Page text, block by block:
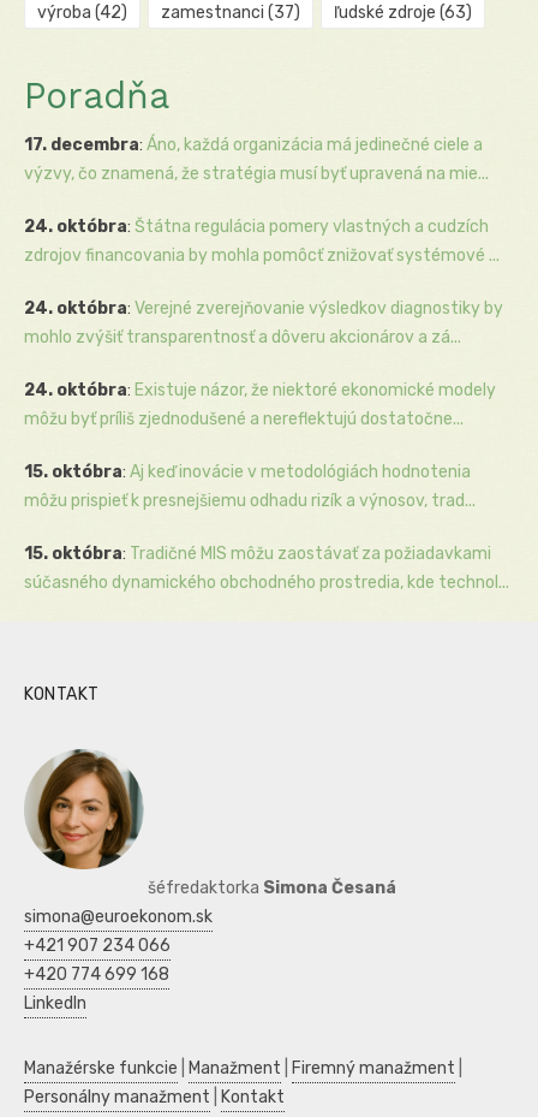
výroba (42) zamestnanci (37) ľudské zdroje (63)
Poradňa
17. decembra: Áno, každá organizácia má jedinečné ciele a
výzvy, čo znamená, že stratégia musí byť upravená na mie...
24. októbra: Štátna regulácia pomery vlastných a cudzích
zdrojov financovania by mohla pomôcť znižovať systémové ...
24. októbra: Verejné zverejňovanie výsledkov diagnostiky by
mohlo zvýšiť transparentnosť a dôveru akcionárov a zá...
24. októbra: Existuje názor, že niektoré ekonomické modely
môžu byť príliš zjednodušené a nereflektujú dostatočne...
15. októbra: Aj keď inovácie v metodológiách hodnotenia
môžu prispieť k presnejšiemu odhadu rizík a výnosov, trad...
15. októbra: Tradičné MIS môžu zaostávať za požiadavkami
súčasného dynamického obchodného prostredia, kde technol...
KONTAKT
šéfredaktorka Simona Česaná
simona@euroekonom.sk
+421 907 234 066
+420 774 699 168
LinkedIn
Manažérske funkcie Manažment Firemný manažment
Personálny manažment
Kontakt